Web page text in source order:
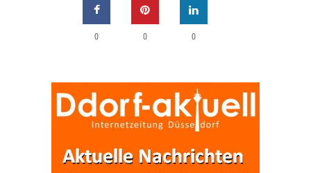
0 0 0